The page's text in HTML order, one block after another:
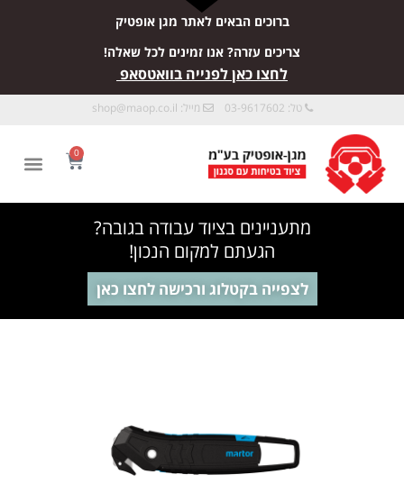
ברוכים הבאים לאתר מגן אופטיק
צריכים עזרה? אנו זמינים לכל שאלה!
לחצו כאן לפנייה בוואטסאפ
טל: 03-9617602 מייל: shop@maop.co.il
0
מתעניינים בציוד עבודה בגובה?
הגעתם למקום הנכון!
לצפייה בקטלוג ורכישה לחצו כאן